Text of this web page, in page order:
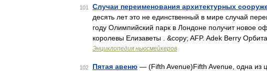
101 Случаи переименования архитектурных
десять лет это не единственный в мире случай
году Олимпийский парк в Лондоне получит новое
королевы Елизаветы . &copy; AFP. Adek Berry
Энциклопедия ньюсмейкеров
102 Пятая авеню — (Fifth Avenue)Fifth Avenue, одна из